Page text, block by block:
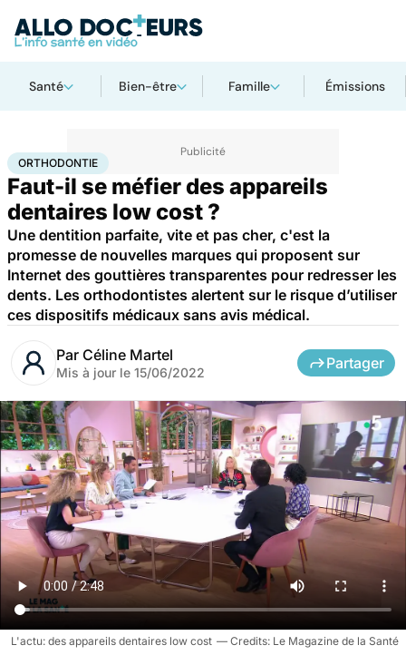
Santé Bien-être Famille Émissions
AccueilSantéOrthodontie
ORTHODONTIE
Faut-il se méfier des appareils
dentaires low cost ?
Une dentition parfaite, vite et pas cher, c'est la
promesse de nouvelles marques qui proposent sur
Internet des gouttières transparentes pour redresser les
dents. Les orthodontistes alertent sur le risque d’utiliser
ces dispositifs médicaux sans avis médical.
Par Céline Martel
Mis à jour le 15/06/2022
Partager
L'actu: des appareils dentaires low cost
Le Magazine de la Santé